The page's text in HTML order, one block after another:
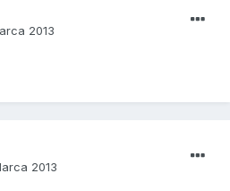
2013
2013